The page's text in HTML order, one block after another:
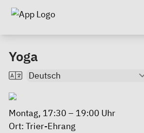
Yoga
Montag, 17:30 – 19:00 Uhr
Ort: Trier-Ehrang